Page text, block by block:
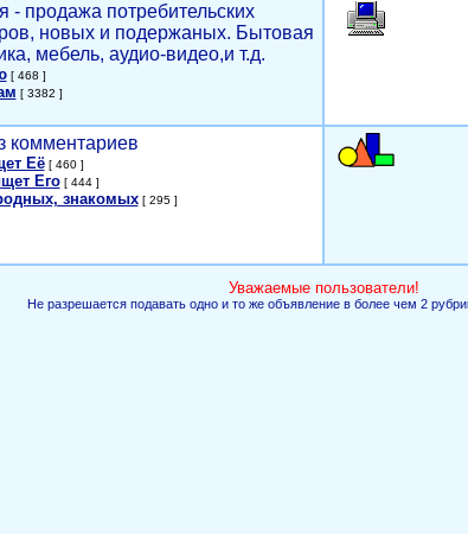
- продажа потребительских
новых и подержаных. Бытовая
мебель, аудио-видео,и т.д.
[ 468 ]
[ 3382 ]
комментариев
Её[ 460 ]
Его[ 444 ]
знакомых[ 295 ]
Уважаемые пользователи!
Не разрешается подавать одно и то же объявление в более чем 2